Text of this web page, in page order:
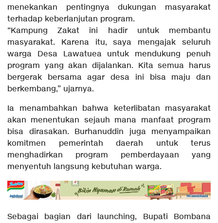
menekankan pentingnya dukungan masyarakat
terhadap keberlanjutan program.
“Kampung Zakat ini hadir untuk membantu
masyarakat. Karena itu, saya mengajak seluruh
warga Desa Lawatuea untuk mendukung penuh
program yang akan dijalankan. Kita semua harus
bergerak bersama agar desa ini bisa maju dan
berkembang,” ujarnya.
Ia menambahkan bahwa keterlibatan masyarakat
akan menentukan sejauh mana manfaat program
bisa dirasakan. Burhanuddin juga menyampaikan
komitmen pemerintah daerah untuk terus
menghadirkan program pemberdayaan yang
menyentuh langsung kebutuhan warga.
Sebagai bagian dari launching, Bupati Bombana